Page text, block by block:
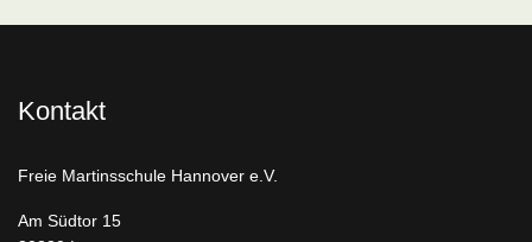
Kontakt
Freie Martinsschule Hannover e.V.
Am Südtor 15